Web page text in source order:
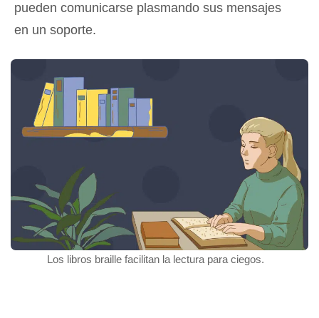
pueden comunicarse plasmando sus mensajes
en un soporte.
Los libros braille facilitan la lectura para ciegos.